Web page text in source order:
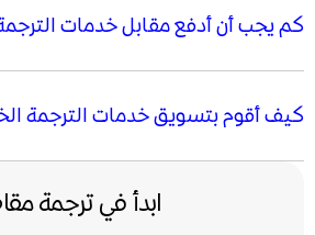
كم يجب أن أدفع مقابل خدمات
كيف أقوم بتسويق خدمات الترجمة
ابدأ في ترجمة